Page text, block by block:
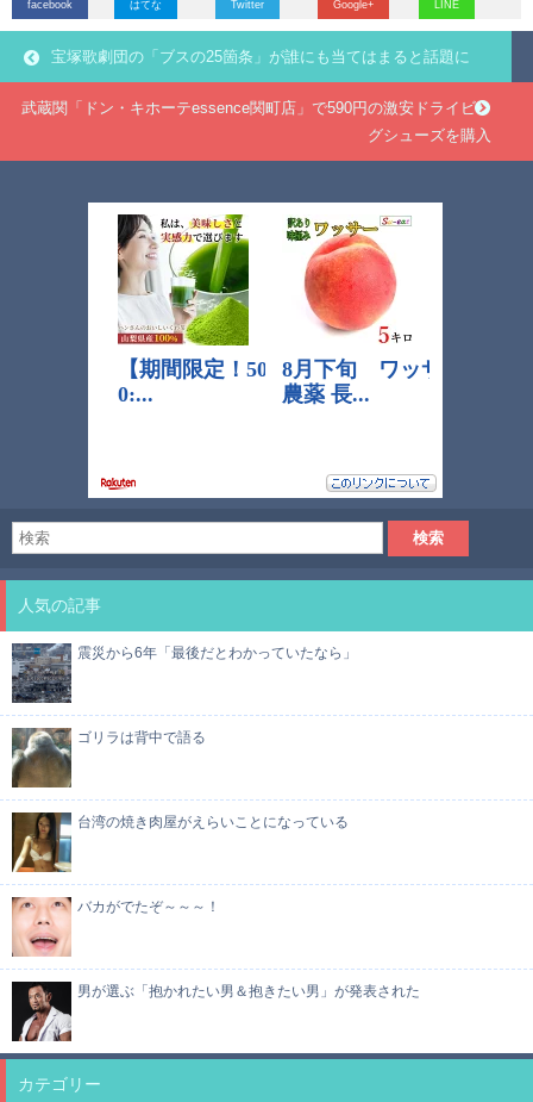
facebook はてな Twitter Google+ LINE
宝塚歌劇団の「ブスの25箇条」が誰にも当てはまると話題に
武蔵関「ドン・キホーテessence関町店」で590円の激安ドライビン
グシューズを購入
人気の記事
震災から6年「最後だとわかっていたなら」
ゴリラは背中で語る
台湾の焼き肉屋がえらいことになっている
バカがでたぞ～～～！
男が選ぶ「抱かれたい男＆抱きたい男」が発表された
カテゴリー